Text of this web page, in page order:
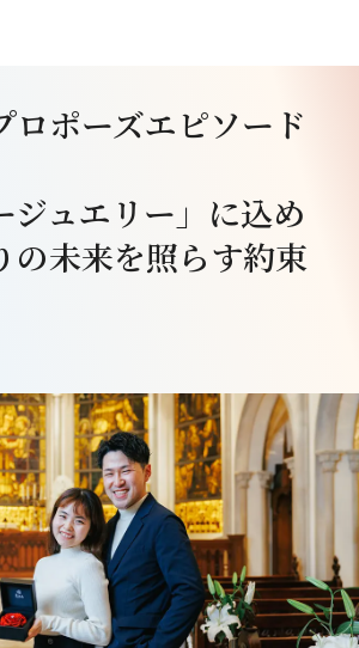
ロポーズエピソード
ジュエリー」に込め
の未来を照らす約束